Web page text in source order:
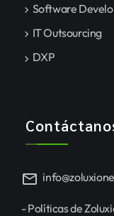
Software
IT Outsourcing
DXP
mail
- Políticas de